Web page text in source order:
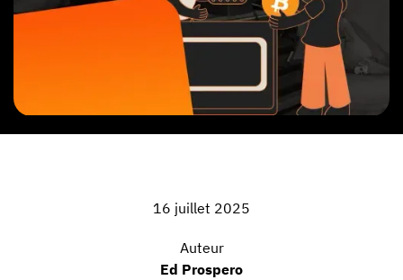
16 juillet 2025
Auteur
Ed Prospero